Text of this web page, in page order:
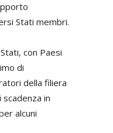
Stati membri.
con Paesi
di
della filiera
in
alcuni